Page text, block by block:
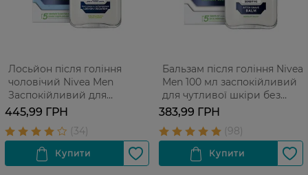
Лосьйон після гоління
чоловічий Nivea Men
Заспокійливий для
чутливої шкіри без вмісту
спирту 100 мл
445,99 ГРН
Бальзам після гоління Nivea
Men 100 мл заспокійливий
для чутливої шкіри без
вмісту спирту 100 мл
383,99 ГРН